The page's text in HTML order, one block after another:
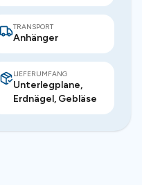
TRANSPORT
Anhänger
LIEFERUMFANG
Unterlegplane,
Erdnägel, Gebläse